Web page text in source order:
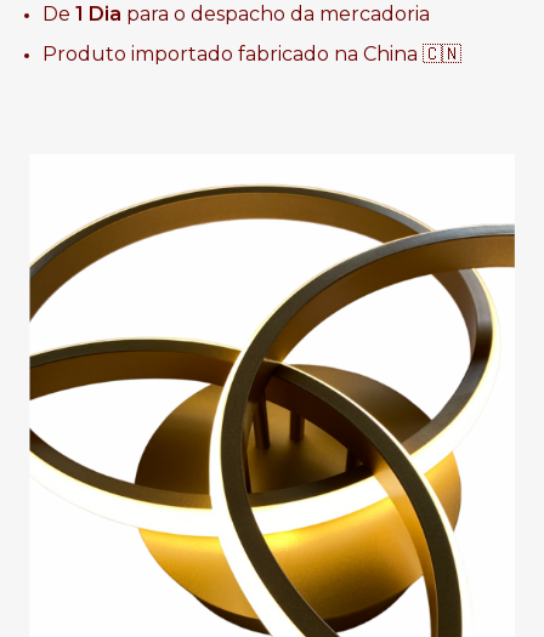
De 1 Dia para o despacho da mercadoria
Produto importado fabricado na China 🇨🇳